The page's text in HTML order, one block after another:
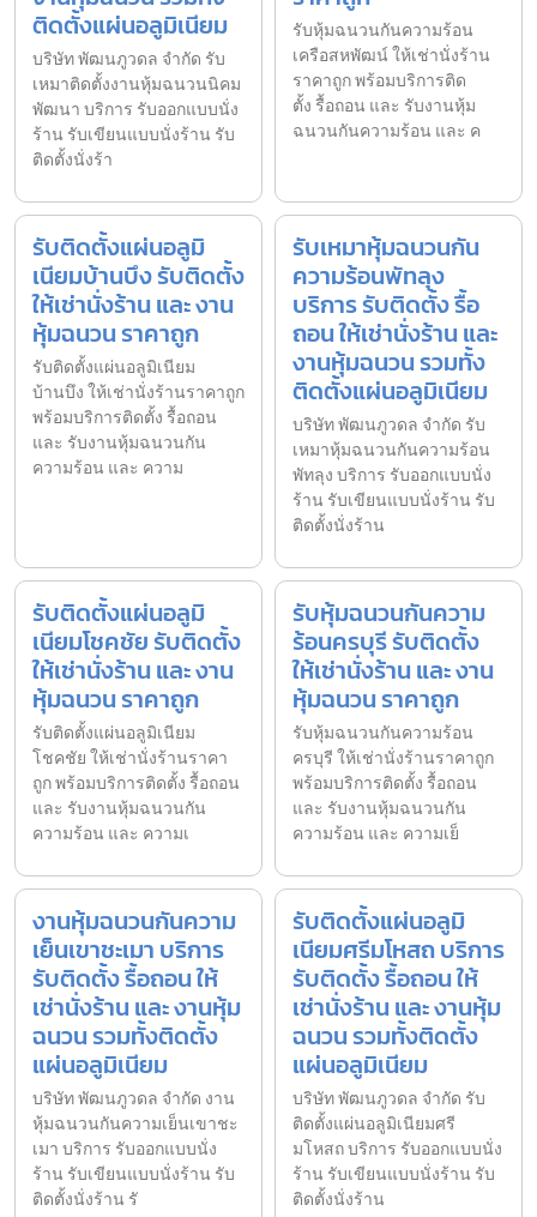
ติดตั้งแผ่นอลูมิเนียม
บริษัท พัฒนภูวดล จำกัด รับ
เหมาติดตั้งงานหุ้มฉนวนนิคม
พัฒนา บริการ รับออกแบบนั่ง
ร้าน รับเขียนแบบนั่งร้าน รับ
ติดตั้งนั่งร้า
รับหุ้มฉนวนกันความร้อน
เครือสหพัฒน์ ให้เช่านั่งร้าน
ราคาถูก พร้อมบริการติด
ตั้ง รื้อถอน และ รับงานหุ้ม
ฉนวนกันความร้อน และ ค
รับติดตั้งแผ่นอลูมิ
เนียมบ้านบึง รับติดตั้ง
ให้เช่านั่งร้าน และ งาน
หุ้มฉนวน ราคาถูก
รับติดตั้งแผ่นอลูมิเนียม
บ้านบึง ให้เช่านั่งร้านราคาถูก
พร้อมบริการติดตั้ง รื้อถอน
และ รับงานหุ้มฉนวนกัน
ความร้อน และ ความ
รับเหมาหุ้มฉนวนกัน
ความร้อนพัทลุง
บริการ รับติดตั้ง รื้อ
ถอน ให้เช่านั่งร้าน และ
งานหุ้มฉนวน รวมทั้ง
ติดตั้งแผ่นอลูมิเนียม
บริษัท พัฒนภูวดล จำกัด รับ
เหมาหุ้มฉนวนกันความร้อน
พัทลุง บริการ รับออกแบบนั่ง
ร้าน รับเขียนแบบนั่งร้าน รับ
ติดตั้งนั่งร้าน
รับติดตั้งแผ่นอลูมิ
เนียมโชคชัย รับติดตั้ง
ให้เช่านั่งร้าน และ งาน
หุ้มฉนวน ราคาถูก
รับติดตั้งแผ่นอลูมิเนียม
โชคชัย ให้เช่านั่งร้านราคา
ถูก พร้อมบริการติดตั้ง รื้อถอน
และ รับงานหุ้มฉนวนกัน
ความร้อน และ ความเ
รับหุ้มฉนวนกันความ
ร้อนครบุรี รับติดตั้ง
ให้เช่านั่งร้าน และ งาน
หุ้มฉนวน ราคาถูก
รับหุ้มฉนวนกันความร้อน
ครบุรี ให้เช่านั่งร้านราคาถูก
พร้อมบริการติดตั้ง รื้อถอน
และ รับงานหุ้มฉนวนกัน
ความร้อน และ ความเย็
งานหุ้มฉนวนกันความ
เย็นเขาชะเมา บริการ
รับติดตั้ง รื้อถอน ให้
เช่านั่งร้าน และ งานหุ้ม
ฉนวน รวมทั้งติดตั้ง
แผ่นอลูมิเนียม
บริษัท พัฒนภูวดล จำกัด งาน
หุ้มฉนวนกันความเย็นเขาชะ
เมา บริการ รับออกแบบนั่ง
ร้าน รับเขียนแบบนั่งร้าน รับ
ติดตั้งนั่งร้าน รั
รับติดตั้งแผ่นอลูมิ
เนียมศรีมโหสถ บริการ
รับติดตั้ง รื้อถอน ให้
เช่านั่งร้าน และ งานหุ้ม
ฉนวน รวมทั้งติดตั้ง
แผ่นอลูมิเนียม
บริษัท พัฒนภูวดล จำกัด รับ
ติดตั้งแผ่นอลูมิเนียมศรี
มโหสถ บริการ รับออกแบบนั่ง
ร้าน รับเขียนแบบนั่งร้าน รับ
ติดตั้งนั่งร้าน